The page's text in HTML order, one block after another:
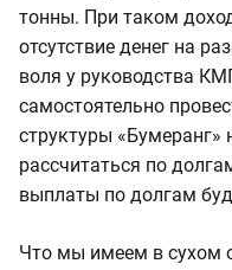
тонны. При таком
отсутствие денег на
воля у руководства
самостоятельно
структуры
рассчитаться по
выплаты по долгам
Что мы имеем в сухом